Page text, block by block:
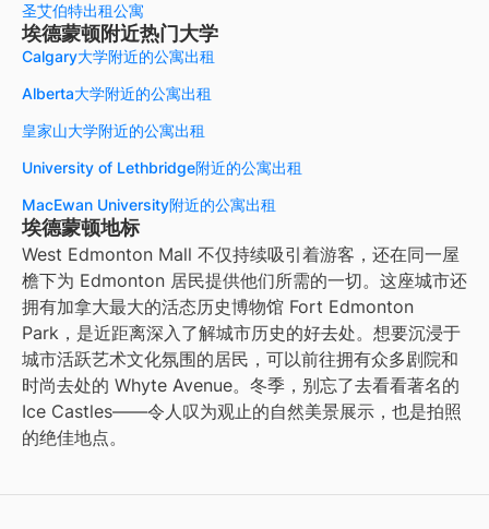
圣艾伯特出租公寓
埃德蒙顿附近热门大学
Calgary大学附近的公寓出租
Alberta大学附近的公寓出租
皇家山大学附近的公寓出租
University of Lethbridge附近的公寓出租
MacEwan University附近的公寓出租
埃德蒙顿地标
West Edmonton Mall 不仅持续吸引着游客，还在同一屋
檐下为 Edmonton 居民提供他们所需的一切。这座城市还
拥有加拿大最大的活态历史博物馆 Fort Edmonton
Park，是近距离深入了解城市历史的好去处。想要沉浸于
城市活跃艺术文化氛围的居民，可以前往拥有众多剧院和
时尚去处的 Whyte Avenue。冬季，别忘了去看看著名的
Ice Castles——令人叹为观止的自然美景展示，也是拍照
的绝佳地点。